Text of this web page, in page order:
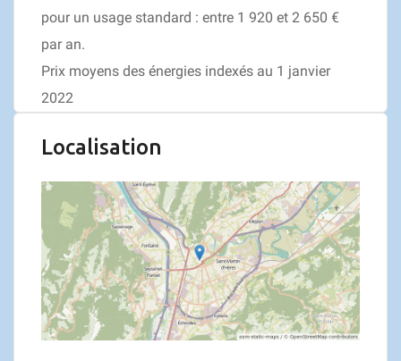
pour un usage standard : entre 1 920 et 2 650 €
par an.
Prix moyens des énergies indexés au 1 janvier
2022
Localisation